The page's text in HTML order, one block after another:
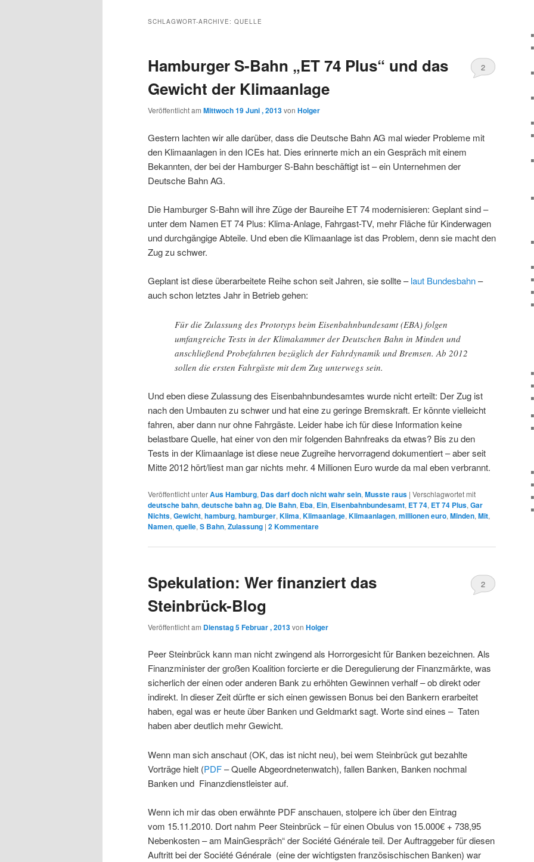
wechseln
SCHLAGWORT-ARCHIVE: QUELLE
Hamburger S-Bahn „ET 74 Plus“ und das
Gewicht der Klimaanlage
Veröffentlicht am Mittwoch 19 Juni , 2013von Holger
2
Gestern lachten wir alle darüber, dass die Deutsche Bahn AG mal wieder Probleme mit
den Klimaanlagen in den ICEs hat. Dies erinnerte mich an ein Gespräch mit einem
Bekannten, der bei der Hamburger S-Bahn beschäftigt ist – ein Unternehmen der
Deutsche Bahn AG.
Die Hamburger S-Bahn will ihre Züge der Baureihe ET 74 modernisieren: Geplant sind –
unter dem Namen ET 74 Plus: Klima-Anlage, Fahrgast-TV, mehr Fläche für Kinderwagen
und durchgängige Abteile. Und eben die Klimaanlage ist das Problem, denn sie macht den
Zug zu schwer.
Geplant ist diese überarbeitete Reihe schon seit Jahren, sie sollte –laut Bundesbahn–
auch schon letztes Jahr in Betrieb gehen:
Für die Zulassung des Prototyps beim Eisenbahnbundesamt (EBA) folgen
umfangreiche Tests in der Klimakammer der Deutschen Bahn in Minden und
anschließend Probefahrten bezüglich der Fahrdynamik und Bremsen. Ab 2012
sollen die ersten Fahrgäste mit dem Zug unterwegs sein.
Und eben diese Zulassung des Eisenbahnbundesamtes wurde nicht erteilt: Der Zug ist
nach den Umbauten zu schwer und hat eine zu geringe Bremskraft. Er könnte vielleicht
fahren, aber dann nur ohne Fahrgäste. Leider habe ich für diese Information keine
belastbare Quelle, hat einer von den mir folgenden Bahnfreaks da etwas? Bis zu den
Tests in der Klimaanlage ist diese neue Zugreihe hervorragend dokumentiert – aber seit
Mitte 2012 hört/liest man gar nichts mehr. 4 Millionen Euro wurde da mal eben verbrannt.
Veröffentlicht unterAus Hamburg, Das darf doch nicht wahr sein,Musste raus | Verschlagwortet mit
deutsche bahn,deutsche bahn ag, Die Bahn, Eba, Ein, Eisenbahnbundesamt, ET 74, ET 74 Plus,Gar
Nichts,Gewicht,hamburg,hamburger,Klima,Klimaanlage,Klimaanlagen,millionen euro,Minden,Mit,
Namen,quelle,S Bahn,Zulassung | 2Kommentare
Spekulation: Wer finanziert das
Steinbrück-Blog
Veröffentlicht am Dienstag 5 Februar , 2013von Holger
2
Peer Steinbrück kann man nicht zwingend als Horrorgesicht für Banken bezeichnen. Als
Finanzminister der großen Koalition forcierte er die Deregulierung der Finanzmärkte, was
sicherlich der einen oder anderen Bank zu erhöhten Gewinnen verhalf – ob direkt oder
indirekt. In dieser Zeit dürfte er sich einen gewissen Bonus bei den Bankern erarbeitet
haben, egal was er heute über Banken und Geldmarkt sagt. Worte sind eines – Taten
haben aber deutlich mehr Gewicht.
Wenn man sich anschaut (OK, das ist nicht neu), bei wem Steinbrück gut bezahlte
Vorträge hielt (PDF– Quelle Abgeordnetenwatch), fallen Banken, Banken nochmal
Banken und Finanzdienstleister auf.
Wenn ich mir das oben erwähnte PDF anschauen, stolpere ich über den Eintrag
vom 15.11.2010. Dort nahm Peer Steinbrück – für einen Obulus von 15.000€ + 738,95
Nebenkosten – am MainGespräch“ der Société Générale teil. Der Auftraggeber für diesen
Auftritt bei der Société Générale (eine der wichtigsten französischischen Banken) war